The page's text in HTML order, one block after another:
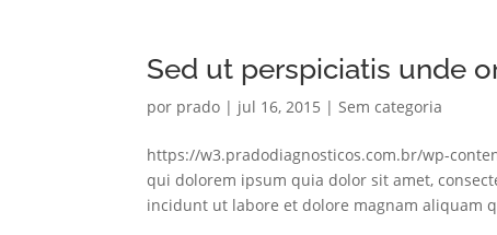
Sed ut perspiciatis unde
por prado | jul 16, 2015 | Sem categoria
https://w3.pradodiagnosticos.com.br/wp-
qui dolorem ipsum quia dolor sit amet,
incidunt ut labore et dolore magnam aliquam